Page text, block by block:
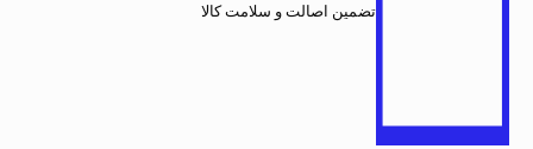
تضمین اصالت و سلامت کالا